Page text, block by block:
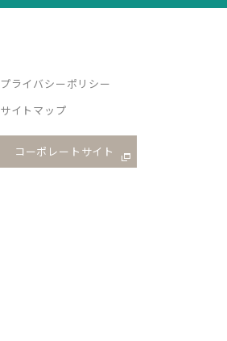
プライバシーポリシー
サイトマップ
コーポレートサイト